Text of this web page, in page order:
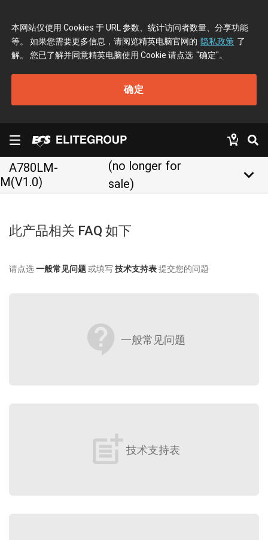
本网站仅使用 Cookies 于 URL 参数、统计访问者数量、分享功能
等。 如果您需要更多信息，请阅览精英电脑官网的 隐私政策 了
解。 您已了解并同意精英电脑使用 Cookie 请点选 "确定"。
确定
A780LM-
M(V1.0)
(no longer for
sale)
keyboard_arrow_down
此产品相关 FAQ 如下
请点选一般常见问题或填写 技术支持表提交您的问题
contact_support 一般常见问题
post_add 技术支持表